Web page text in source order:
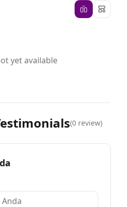
yet available
(0 review)